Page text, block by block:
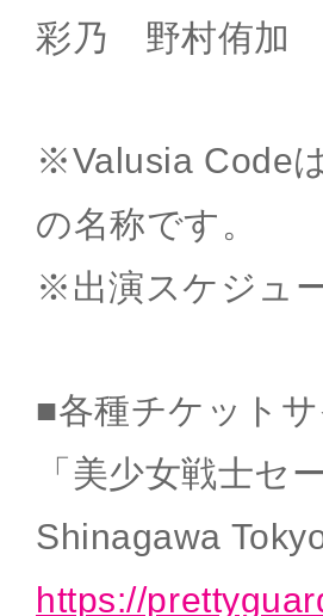
彩乃 野村侑
※Valusia Code
の名称です。
※出演スケジュ
■各種チケットサ
「美少女戦士セ
Shinagawa
https://